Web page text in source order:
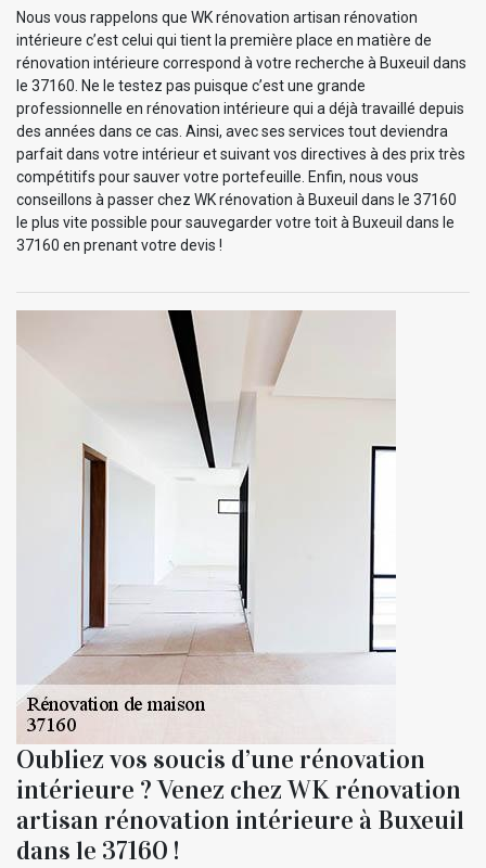
Nous vous rappelons que WK rénovation artisan rénovation
intérieure c’est celui qui tient la première place en matière de
rénovation intérieure correspond à votre recherche à Buxeuil dans
le 37160. Ne le testez pas puisque c’est une grande
professionnelle en rénovation intérieure qui a déjà travaillé depuis
des années dans ce cas. Ainsi, avec ses services tout deviendra
parfait dans votre intérieur et suivant vos directives à des prix très
compétitifs pour sauver votre portefeuille. Enfin, nous vous
conseillons à passer chez WK rénovation à Buxeuil dans le 37160
le plus vite possible pour sauvegarder votre toit à Buxeuil dans le
37160 en prenant votre devis !
Oubliez vos soucis d’une rénovation
intérieure ? Venez chez WK rénovation
artisan rénovation intérieure à Buxeuil
dans le 37160 !